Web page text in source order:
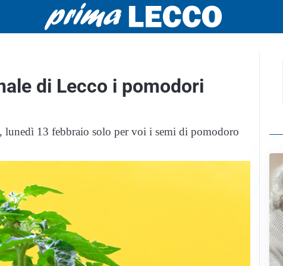
di Lecco i pomodori
13 febbraio solo per voi i semi di pomodoro